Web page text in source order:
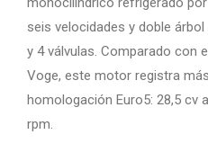
seis velocidades y doble
y 4 válvulas. Comparado con
Voge, este motor registra
homologación Euro5: 28,5 cv
rpm.